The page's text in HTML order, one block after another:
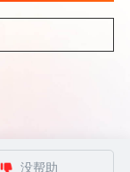
没帮助
Kingsoft Corp.